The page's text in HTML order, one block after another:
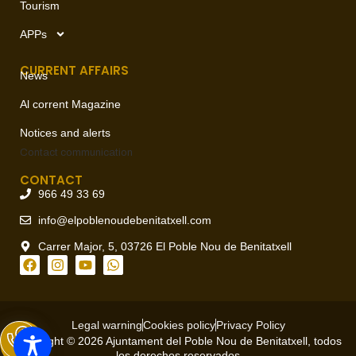
Tourism
APPs
CURRENT AFFAIRS
News
Al corrent Magazine
Notices and alerts
Contact communication
CONTACT
966 49 33 69
info@elpoblenoudebenitatxell.com
Carrer Major, 5, 03726 El Poble Nou de Benitatxell
Legal warningCookies policyPrivacy Policy
Copyright © 2026 Ajuntament del Poble Nou de Benitatxell, todos